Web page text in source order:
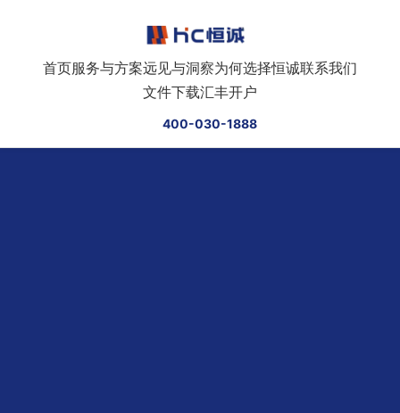
首页服务与方案远见与洞察为何选择恒诚联系我们
文件下载汇丰开户
400-030-1888